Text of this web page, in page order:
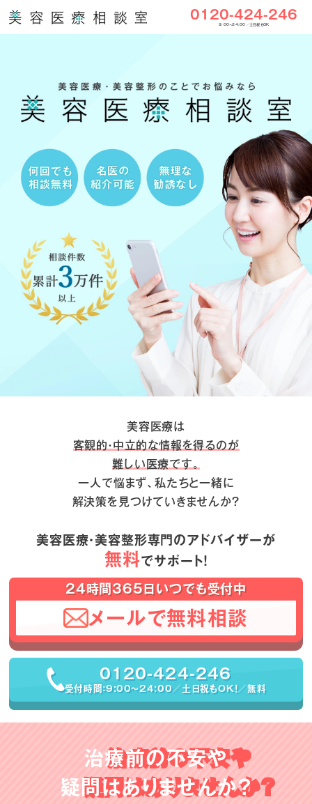
0120-424-246
9:00〜24:00／土日祝もOK
美容医療は
客観的・中立的な情報を得るのが
難しい医療です。
一人で悩まず、私たちと一緒に
解決策を見つけていきませんか？
美容医療・美容整形専門のアドバイザーが
無料でサポート！
24時間365日いつでも受付中
メールで無料相談
0120-424-246
受付時間：9:00〜24:00／土日祝もOK！／無料
治療前の不安や
疑問はありませんか？